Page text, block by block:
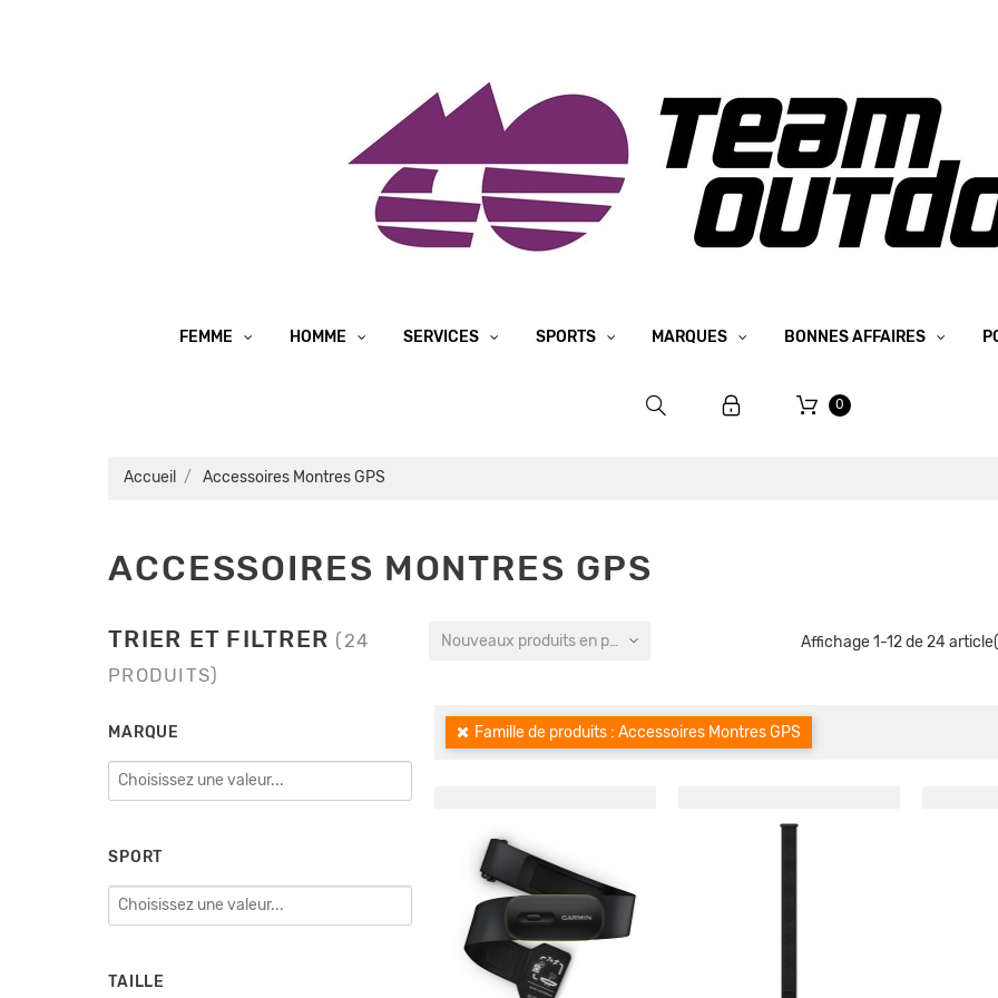
FEMME HOMME SERVICES SPORTS MARQUES BONNES AFFAIRES
0
Accueil Accessoires Montres GPS
ACCESSOIRES MONTRES GPS
TRIER ET FILTRER (24
PRODUITS)
MARQUE
SPORT
TAILLE
Nouveaux produits en premier Affichage 1-12 de 24
Famille de produits : Accessoires Montres GPS